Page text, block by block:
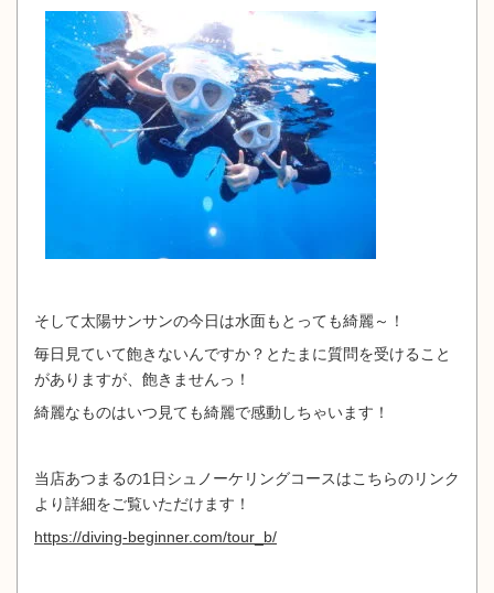
そして太陽サンサンの今日は水面もとっても綺麗～！
毎日見ていて飽きないんですか？とたまに質問を受けること
がありますが、飽きませんっ！
綺麗なものはいつ見ても綺麗で感動しちゃいます！
当店あつまるの1日シュノーケリングコースはこちらのリンク
より詳細をご覧いただけます！
https://diving-beginner.com/tour_b/